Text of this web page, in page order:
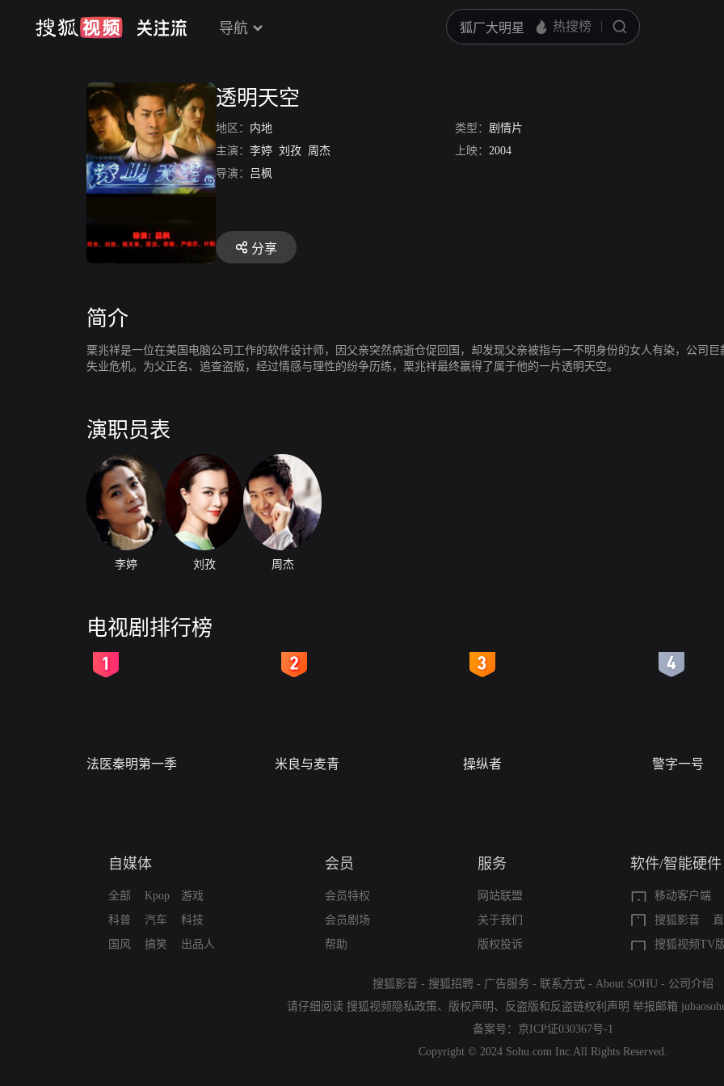
导航
透明天空
地区： 内地 类型： 剧情片
主演： 李婷 刘孜 周杰 上映： 2004
导演： 吕枫
分享
简介
栗兆祥是一位在美国电脑公司工作的软件设计师，因父亲突然病逝仓促回国，却发现父亲被指与一不明身份的女人有染，公司
失业危机。为父正名、追查盗版，经过情感与理性的纷争历练，栗兆祥最终赢得了属于他的一片透明天空。
演职员表
李婷 刘孜 周杰
电视剧排行榜
法医秦明第一季 米良与麦青 操纵者 警字一号
自媒体
全部
科普
国风
Kpop
汽车
搞笑
游戏
科技
出品人
会员
会员特权
会员剧场
帮助
服务
网站联盟
关于我们
版权投诉
软件/智能硬件
移动客户端
搜狐影音
搜狐视频TV
搜狐影音 - 搜狐招聘 - 广告服务 - 联系方式 - About SOHU - 公司介绍
请仔细阅读 搜狐视频隐私政策、 版权声明 、 反盗版和反盗链权利声明 举报邮箱
备案号： 京ICP证030367号-1
Copyright © 2024 Sohu.com Inc.All Rights Reserved.